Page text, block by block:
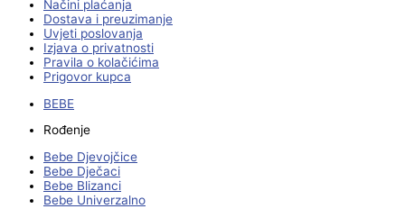
Načini plaćanja
Dostava i preuzimanje
Uvjeti poslovanja
Izjava o privatnosti
Pravila o kolačićima
Prigovor kupca
BEBE
Rođenje
Bebe Djevojčice
Bebe Dječaci
Bebe Blizanci
Bebe Univerzalno